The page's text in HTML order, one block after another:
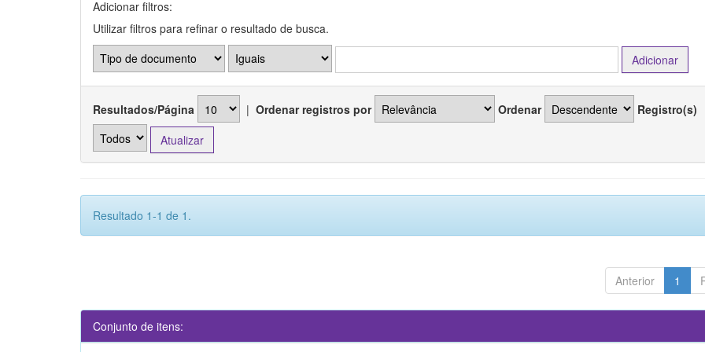
Adicionar filtros:
Utilizar filtros para refinar o resultado de busca.
Resultados/Página | Ordenar registros por Ordenar Registro(s)
Resultado 1-1 de 1.
Anterior 1
Conjunto de itens: